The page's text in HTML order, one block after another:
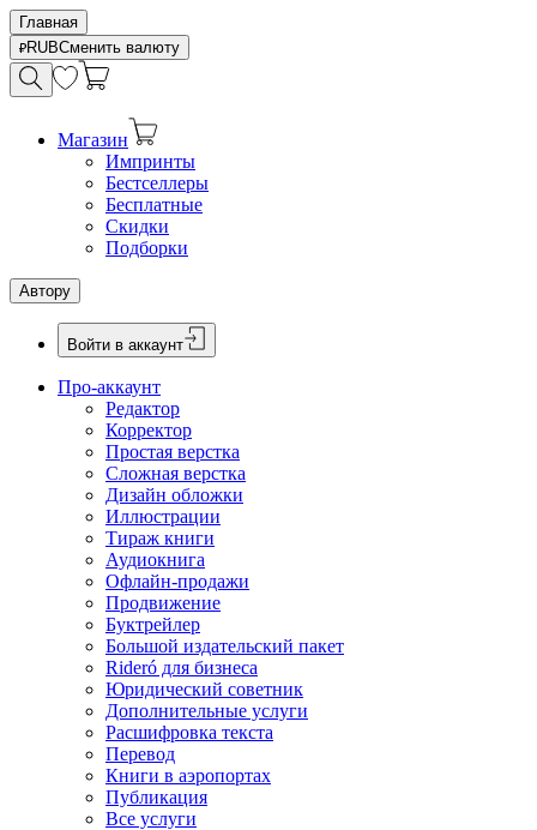
Главная
RUBСменить валюту
Магазин
Импринты
Бестселлеры
Бесплатные
Скидки
Подборки
Автору
Войти в аккаунт
Про-аккаунт
Редактор
Корректор
Простая верстка
Сложная верстка
Дизайн обложки
Иллюстрации
Тираж книги
Аудиокнига
Офлайн-продажи
Продвижение
Буктрейлер
Большой издательский пакет
Rideró для бизнеса
Юридический советник
Дополнительные услуги
Расшифровка текста
Перевод
Книги в аэропортах
Публикация
Все услуги